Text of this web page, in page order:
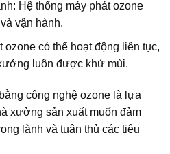
Hệ thống máy phát ozone
vận hành.
ozone có thể hoạt động liên tục,
luôn được khử mùi.
công nghệ ozone là lựa
xưởng sản xuất muốn đảm
lành và tuân thủ các tiêu